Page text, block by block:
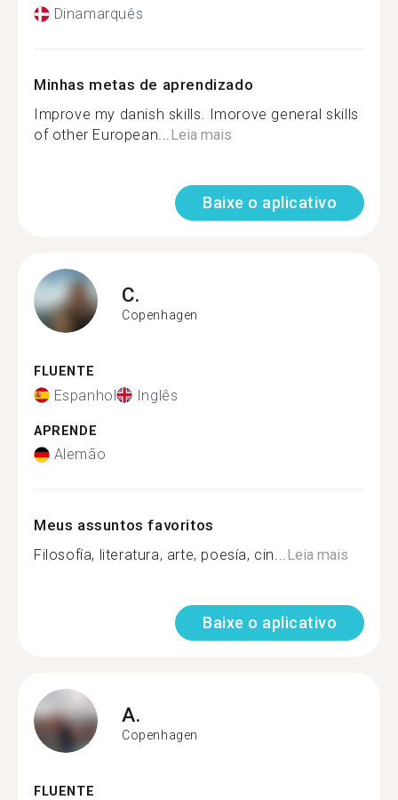
Dinamarquês
Minhas metas de aprendizado
Improve my danish skills. Imorove general skills
of other European...Leia mais
Baixe o aplicativo
C.
Copenhagen
FLUENTE
Espanhol Inglês
APRENDE
Alemão
Meus assuntos favoritos
Filosofía, literatura, arte, poesía, cin...Leia mais
Baixe o aplicativo
A.
Copenhagen
FLUENTE